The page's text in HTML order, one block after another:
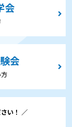
会
会
い！ ／